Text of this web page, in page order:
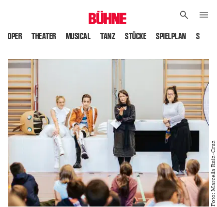
OPER THEATER MUSICAL TANZ STÜCKE SPIELPLAN
Foto: Marcella Ruiz-Cruz